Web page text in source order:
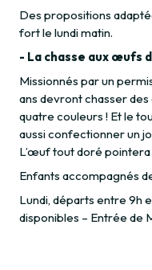
Des propositions
fort le lundi matin.
- La chasse aux œufs
Missionnés par un
ans devront chasser
quatre couleurs ! Et le
aussi confectionner un
L’œuf tout doré
Enfants accompagnés
Lundi, départs entre 9h
disponibles – Entrée de